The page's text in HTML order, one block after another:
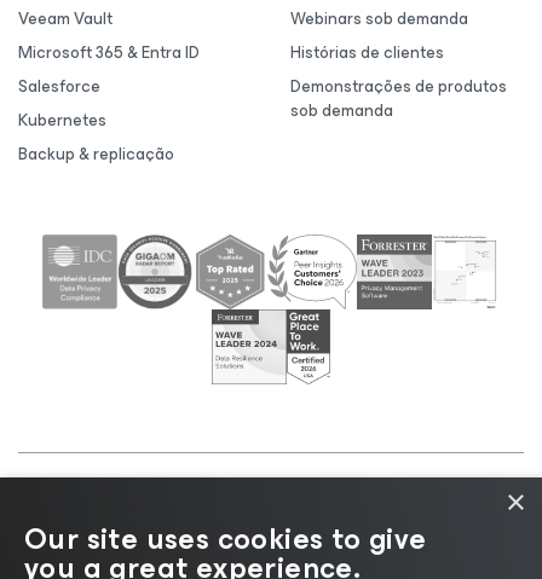
Veeam Vault
Microsoft 365 & Entra ID
Salesforce
Kubernetes
Backup & replicação
Webinars sob demanda
Histórias de clientes
Demonstrações de produtos
sob demanda
|
Aviso de Cookies|Jurídico|Política de
licenciamento |Recursos para Fornecedores
×
Our site uses cookies to give
you a great experience.